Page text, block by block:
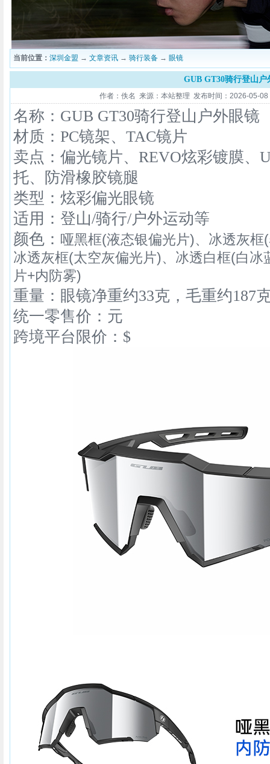
当前位置： 深圳金盟 → 文章资讯 → 骑行装备 → 眼镜
GUB GT30骑行登山户
作者：佚名 来源：本站整理 发布时间：2026-05-08
名称：GUB GT30骑行登山户外眼镜
材质：PC镜架、 TAC镜片
卖点：偏光镜片、REVO炫彩镀膜、
托、防滑橡胶镜腿
类型：炫彩偏光眼镜
适用：登山/骑行/户外运动等
颜色： 哑黑框(液态银偏光片)、冰透灰框
冰透灰框(太空灰偏光片)、冰透白框(白
片+内防雾)
重量：眼镜净重约33克，毛重约187
统一零售价：元
跨境平台限价：$